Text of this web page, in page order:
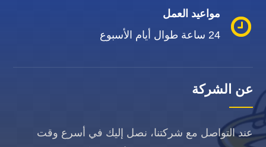
مواعيد العمل
24 ساعة طوال أيام الأسبوع
عن الشركة
عند التواصل مع شركتنا، نصل إليك في أسرع وقت